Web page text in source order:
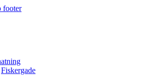
footer
Fiskergade